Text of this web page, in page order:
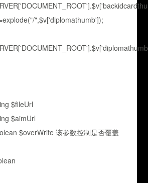
",$v['diplomathumb']);
$fileUrl
$aimUrl
$overWrite 该参数控制是否覆盖